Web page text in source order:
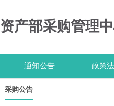
资产部采购管理
通知公告 政策
采购公告